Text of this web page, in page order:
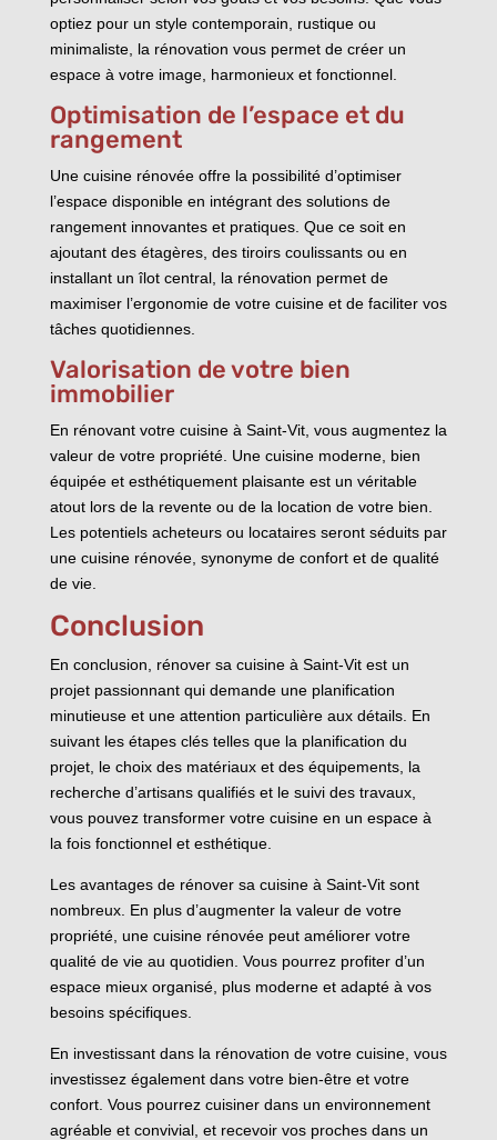
optiez pour un style contemporain, rustique ou
minimaliste, la rénovation vous permet de créer un
espace à votre image, harmonieux et fonctionnel.
Optimisation de l’espace et du
rangement
Une cuisine rénovée offre la possibilité d’optimiser
l’espace disponible en intégrant des solutions de
rangement innovantes et pratiques. Que ce soit en
ajoutant des étagères, des tiroirs coulissants ou en
installant un îlot central, la rénovation permet de
maximiser l’ergonomie de votre cuisine et de faciliter vos
tâches quotidiennes.
Valorisation de votre bien
immobilier
En rénovant votre cuisine à Saint-Vit, vous augmentez la
valeur de votre propriété. Une cuisine moderne, bien
équipée et esthétiquement plaisante est un véritable
atout lors de la revente ou de la location de votre bien.
Les potentiels acheteurs ou locataires seront séduits par
une cuisine rénovée, synonyme de confort et de qualité
de vie.
Conclusion
En conclusion, rénover sa cuisine à Saint-Vit est un
projet passionnant qui demande une planification
minutieuse et une attention particulière aux détails. En
suivant les étapes clés telles que la planification du
projet, le choix des matériaux et des équipements, la
recherche d’artisans qualifiés et le suivi des travaux,
vous pouvez transformer votre cuisine en un espace à
la fois fonctionnel et esthétique.
Les avantages de rénover sa cuisine à Saint-Vit sont
nombreux. En plus d’augmenter la valeur de votre
propriété, une cuisine rénovée peut améliorer votre
qualité de vie au quotidien. Vous pourrez profiter d’un
espace mieux organisé, plus moderne et adapté à vos
besoins spécifiques.
En investissant dans la rénovation de votre cuisine, vous
investissez également dans votre bien-être et votre
confort. Vous pourrez cuisiner dans un environnement
agréable et convivial, et recevoir vos proches dans un